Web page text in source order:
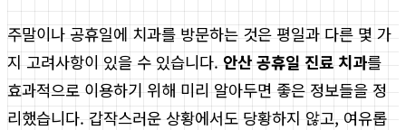
주말이나 공휴일에 치과를 방문하는 것은 평일과 다른 몇 가
지 고려사항이 있을 수 있습니다. 안산 공휴일 진료 치과를
효과적으로 이용하기 위해 미리 알아두면 좋은 정보들을 정
리했습니다. 갑작스러운 상황에서도 당황하지 않고, 여유롭